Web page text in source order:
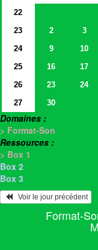
22
23
2 3
24
9 10
25
16 17
26
23 24
27
30
Domaines :
> Format-Son
Ressources :
> Box 1
Box 2
Box 3
   Voir le jour précédent
Format-